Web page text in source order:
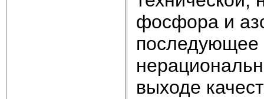
фосфора и
последующее
выходе